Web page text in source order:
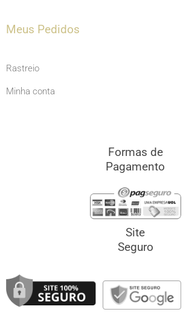
Meus Pedidos
Rastreio
Minha conta
Formas de
Pagamento
Site
Seguro